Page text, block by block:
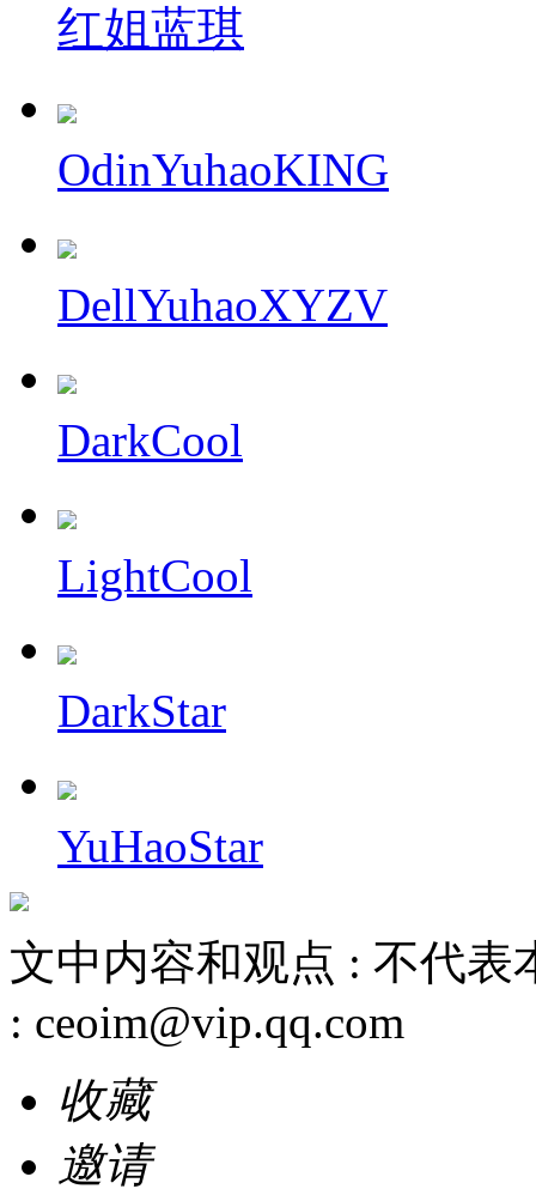
红姐蓝琪
OdinYuhaoKING
DellYuhaoXYZV
DarkCool
LightCool
DarkStar
YuHaoStar
文中内容和观点 : 不代表
: ceoim@vip.qq.com
收藏
邀请